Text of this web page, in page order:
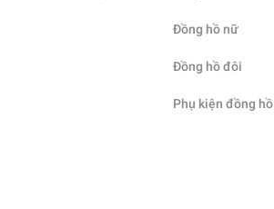
Đồng hồ nữ
Đồng hồ đôi
Phụ kiện đồng hồ